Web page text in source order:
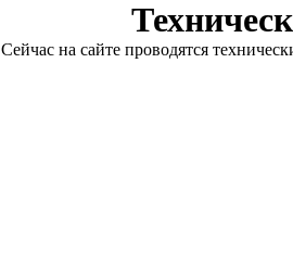
Сейчас на сайте проводятся